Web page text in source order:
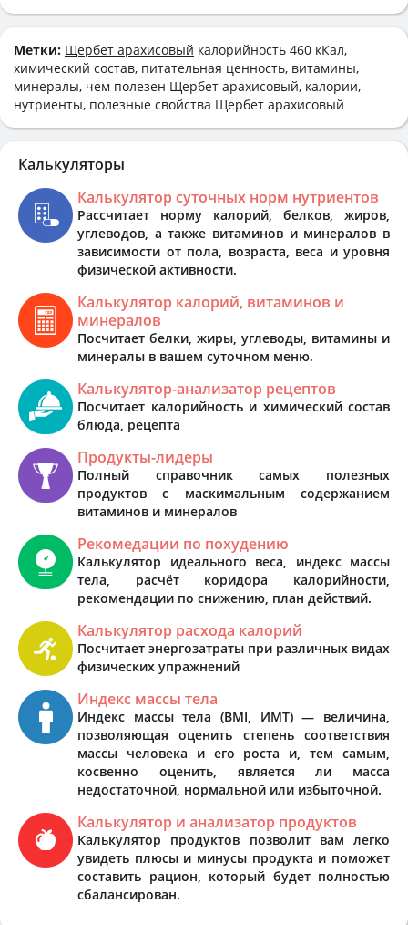
Метки: Щербет арахисовый калорийность 460 кКал,
химический состав, питательная ценность, витамины,
минералы, чем полезен Щербет арахисовый, калории,
нутриенты, полезные свойства Щербет арахисовый
Калькуляторы
Калькулятор суточных норм нутриентов
Рассчитает норму калорий, белков, жиров,
углеводов, а также витаминов и минералов в
зависимости от пола, возраста, веса и уровня
физической активности.
Калькулятор калорий, витаминов и
минералов
Посчитает белки, жиры, углеводы, витамины и
минералы в вашем суточном меню.
Калькулятор-анализатор рецептов
Посчитает калорийность и химический состав
блюда, рецепта
Продукты-лидеры
Полный справочник самых полезных
продуктов с маскимальным содержанием
витаминов и минералов
Рекомедации по похудению
Калькулятор идеального веса, индекс массы
тела, расчёт коридора калорийности,
рекомендации по снижению, план действий.
Калькулятор расхода калорий
Посчитает энергозатраты при различных видах
физических упражнений
Индекс массы тела
Индекс массы тела (BMI, ИМТ) — величина,
позволяющая оценить степень соответствия
массы человека и его роста и, тем самым,
косвенно оценить, является ли масса
недостаточной, нормальной или избыточной.
Калькулятор и анализатор продуктов
Калькулятор продуктов позволит вам легко
увидеть плюсы и минусы продукта и поможет
составить рацион, который будет полностью
сбалансирован.